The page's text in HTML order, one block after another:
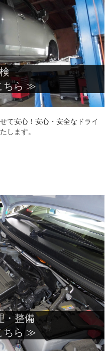
ちら ≫
て安心！安心・安全なドライ
します。
・整備
ちら ≫